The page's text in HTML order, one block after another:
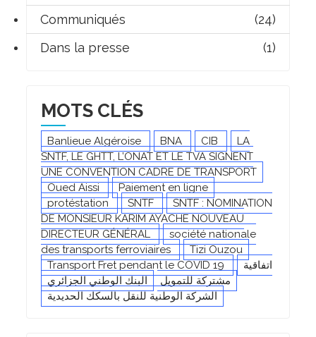
Communiqués
(24)
Dans la presse
(1)
MOTS CLÉS
Banlieue Algéroise BNA CIB
LA
SNTF, LE GHTT, L’ONAT ET LE TVA SIGNENT
UNE CONVENTION CADRE DE TRANSPORT
Oued Aissi
Paiement en ligne
protéstation
SNTF
SNTF : NOMINATION
DE MONSIEUR KARIM AYACHE NOUVEAU
DIRECTEUR GÉNÉRAL
société nationale
des transports ferroviaires
Tizi Ouzou
Transport Fret pendant le COVID 19
اتفاقية
مشتركة للتمويل
البنك الوطني الجزائري
الشركة الوطنية للنقل بالسكك الحديدية